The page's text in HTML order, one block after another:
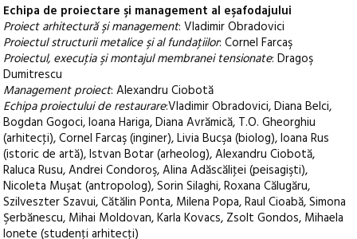
Echipa de proiectare şi management al eşafodajului
Proiect arhitectură şi management: Vladimir Obradovici
Proiectul structurii metalice şi al fundaţiilor: Cornel Farcaş
Proiectul, execuţia şi montajul membranei tensionate: Dragoş
Dumitrescu
Management proiect: Alexandru Ciobotă
Echipa proiectului de restaurare:Vladimir Obradovici, Diana Belci,
Bogdan Gogoci, Ioana Hariga, Diana Avrămică, T.O. Gheorghiu
(arhitecţi), Cornel Farcaş (inginer), Livia Bucşa (biolog), Ioana Rus
(istoric de artă), Istvan Botar (arheolog), Alexandru Ciobotă,
Raluca Rusu, Andrei Condoroş, Alina Adăscăliţei (peisagişti),
Nicoleta Muşat (antropolog), Sorin Silaghi, Roxana Călugăru,
Szilveszter Szavui, Cătălin Ponta, Milena Popa, Raul Cioabă, Simona
Şerbănescu, Mihai Moldovan, Karla Kovacs, Zsolt Gondos, Mihaela
Ionete (studenţi arhitecţi)